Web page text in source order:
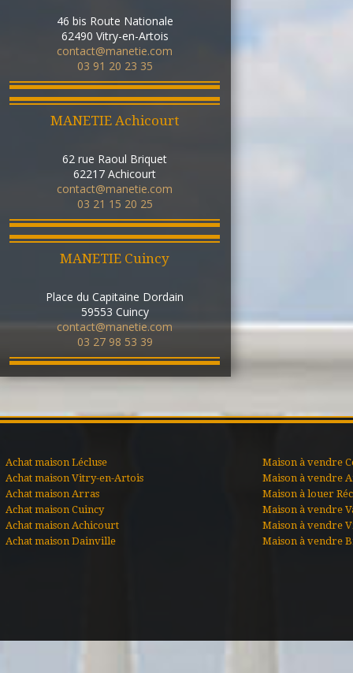
46 bis Route Nationale
62490 Vitry-en-Artois
contact@manetie.com
03 91 20 23 35
MANETIE Achicourt
62 rue Raoul Briquet
62217 Achicourt
contact@manetie.com
03 21 15 20 25
MANETIE Cuincy
Place du Capitaine Dordain
59553 Cuincy
contact@manetie.com
03 27 98 53 39
Achat maison Lécluse
Achat maison Vitry-en-Artois
Achat maison Arras
Achat maison Cuincy
Achat maison Achicourt
Achat maison Dainville
Maison à vendre
Maison à vendre
Maison à louer
Maison à vendre
Maison à vendre
Maison à vendre